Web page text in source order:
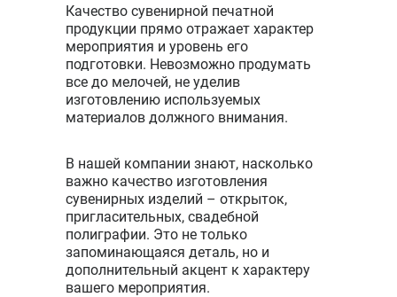
Качество сувенирной печатной
продукции прямо отражает характер
мероприятия и уровень его
подготовки. Невозможно продумать
все до мелочей, не уделив
изготовлению используемых
материалов должного внимания.
В нашей компании знают, насколько
важно качество изготовления
сувенирных изделий – открыток,
пригласительных, свадебной
полиграфии. Это не только
запоминающаяся деталь, но и
дополнительный акцент к характеру
вашего мероприятия.